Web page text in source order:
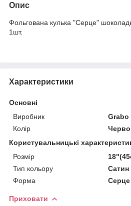
Опис
Фольгована кулька "Серце"
1шт.
Характеристики
Основні
Виробник
Grabo
Колір
Користувальницькі
Розмір
Тип кольору
Сатин
Форма
Серце
Приховати